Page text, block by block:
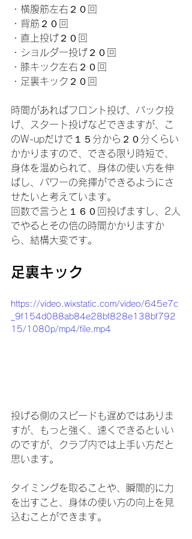
・横腹筋左右２０回
・背筋２０回
・直上投げ２０回
・ショルダー投げ２０回
・膝キック左右２０回
・足裏キック２０回
時間があればフロント投げ、バック投
げ、スタート投げなどできますが、こ
のW-upだけで１５分から２０分くらい
かかりますので、できる限り時短で、
身体を温められて、身体の使い方を伸
ばし、パワーの発揮ができるようにさ
せたいと考えています。
回数で言うと１６０回投げますし、2人
でやるとその倍の時間かかりますか
ら、結構大変です。
足裏キック
https://video.wixstatic.com/video/645e7c
_9f154d088ab84e28bf828e138bf792
15/1080p/mp4/file.mp4
投げる側のスピードも遅めではありま
すが、もっと強く、速くできるといい
のですが、クラブ内では上手い方だと
思います。
タイミングを取ることや、瞬間的に力
を出すこと、身体の使い方の向上を見
込むことができます。